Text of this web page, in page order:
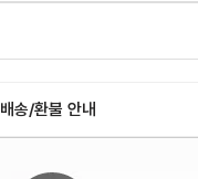
배송/환불 안내